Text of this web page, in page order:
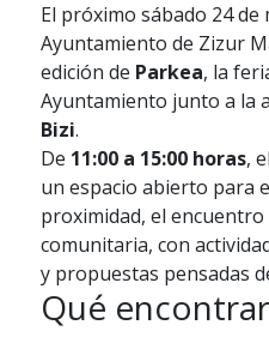
El próximo sábado 24
Ayuntamiento de Zizur
edición de Parkea, la
Ayuntamiento junto a la
Bizi.
De 11:00 a 15:00 horas,
un espacio abierto para
proximidad, el encuentro
comunitaria, con
y propuestas pensadas
Qué